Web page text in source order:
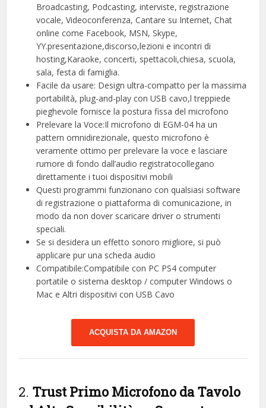
Broadcasting, Podcasting, interviste, registrazione
vocale, Videoconferenza, Cantare su Internet, Chat
online come Facebook, MSN, Skype,
YY.presentazione,discorso,lezioni e incontri di
hosting,Karaoke, concerti, spettacoli,chiesa, scuola,
sala, festa di famiglia.
Facile da usare: Design ultra-compatto per la massima
portabilità, plug-and-play con USB cavo,l treppiede
pieghevole fornisce la postura fissa del microfono
Prelevare la Voce:Il microfono di EGM-04 ha un
pattern omnidirezionale, questo microfono è
veramente ottimo per prelevare la voce e lasciare
rumore di fondo dall’audio registratocollegano
direttamente i tuoi dispositivi mobili
Questi programmi funzionano con qualsiasi software
di registrazione o piattaforma di comunicazione, in
modo da non dover scaricare driver o strumenti
speciali.
Se si desidera un effetto sonoro migliore, si può
applicare pur una scheda audio
Compatibile:Compatibile con PC PS4 computer
portatile o sistema desktop / computer Windows o
Mac e Altri dispositivi con USB Cavo
ACQUISTA DA AMAZON
2. Trust Primo Microfono da Tavolo